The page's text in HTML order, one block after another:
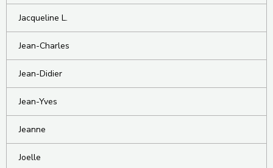
Jacqueline L.
Jean-Charles
Jean-Didier
Jean-Yves
Jeanne
Joelle